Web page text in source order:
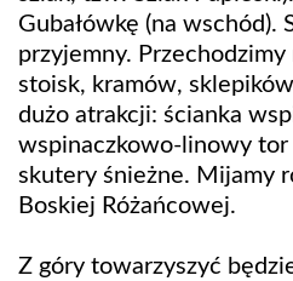
Gubałówkę (na wschód).
przyjemny.
stoisk, kramów,
dużo atrakcji: ścianka
wspinaczkowo-linowy tor
skutery śnieżne. Mijamy
Boskiej Różańcowej.
Z góry towarzyszyć